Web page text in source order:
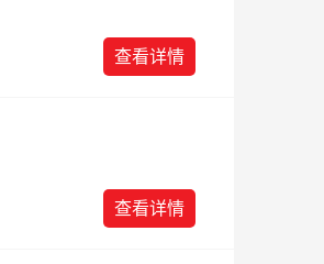
查看详情
查看详情